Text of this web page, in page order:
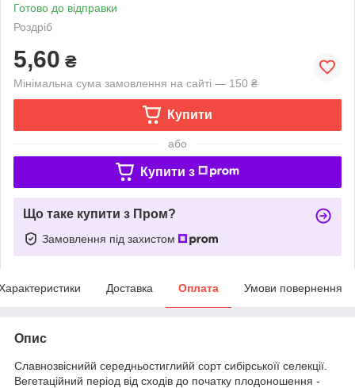
Готово до відправки
Роздріб
5,60 ₴
Мінімальна сума замовлення на сайті — 150 ₴
Купити
або
Купити з
Що таке купити з Пром?
Замовлення під захистом
Доставка Оплата Умови повернення
Опис
Славнозвіснийй середньостиглийй сорт сибірськоїї селекції.
Вегетаційний період від сходів до початку плодоношення -